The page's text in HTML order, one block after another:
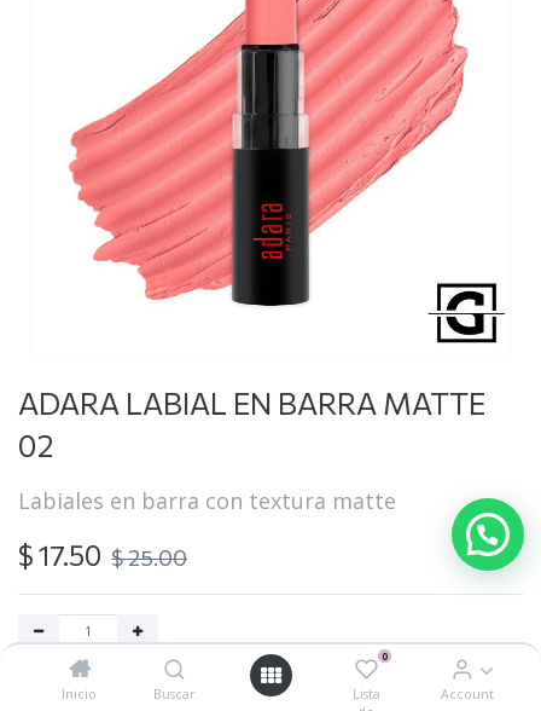
Inicio Buscar
0
Lista
Account
ADARA LABIAL EN BARRA MATTE
02
Labiales en barra con textura matte
$17.50 $25.00
Agregar al carrito